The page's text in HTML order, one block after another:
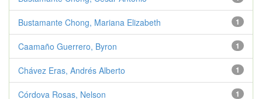
1
Bustamante Chong, Mariana Elizabeth
1
Caamaño Guerrero, Byron
1
Chávez Eras, Andrés Alberto
1
Córdova Rosas, Nelson